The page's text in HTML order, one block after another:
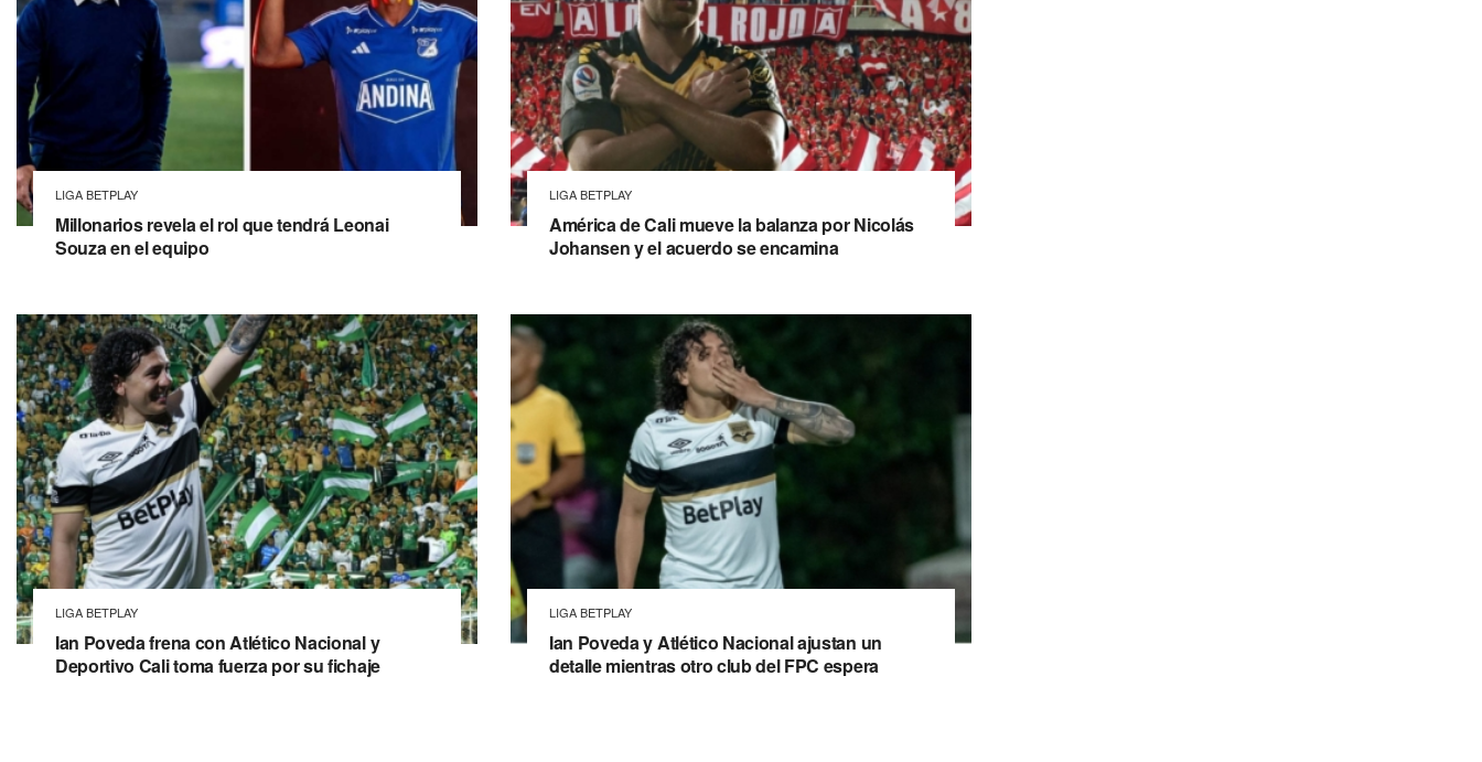
LIGA BETPLAY
Millonarios revela el rol que tendrá Leonai
Souza en el equipo
LIGA BETPLAY
América de Cali mueve la balanza por Nicolás
Johansen y el acuerdo se encamina
LIGA BETPLAY
Ian Poveda frena con Atlético Nacional y
Deportivo Cali toma fuerza por su fichaje
LIGA BETPLAY
Ian Poveda y Atlético Nacional ajustan un
detalle mientras otro club del FPC espera